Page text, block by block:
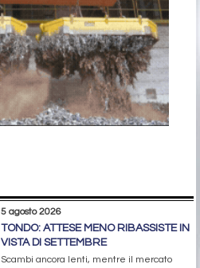
5 agosto 2026
TONDO: ATTESE MENO RIBASSISTE IN
VISTA DI SETTEMBRE
Scambi ancora lenti, mentre il mercato